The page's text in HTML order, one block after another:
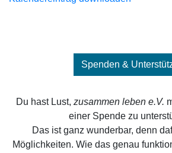
Spenden &
Du hast Lust, zusammen leben e.V.
einer Spende zu
Das ist ganz wunderbar, denn
Möglichkeiten. Wie das genau